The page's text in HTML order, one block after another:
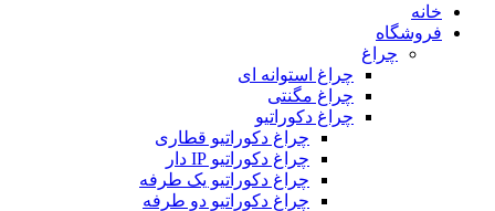
خانه
فروشگاه
چراغ
چراغ استوانه ای
چراغ مگنتی
چراغ دکوراتیو
چراغ دکوراتیو قطاری
چراغ دکوراتیو IP دار
چراغ دکوراتیو یک طرفه
چراغ دکوراتیو دو طرفه